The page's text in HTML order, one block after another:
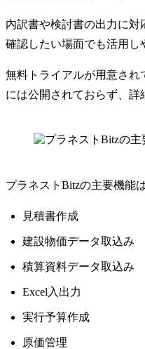
内訳書や検討書の出力に対
確認したい場面でも活用し
無料トライアルが用意さ
には公開されておらず、詳
プラネストBitzの主要機能
見積書作成
建設物価データ取込み
積算資料データ取込み
Excel入出力
実行予算作成
原価管理